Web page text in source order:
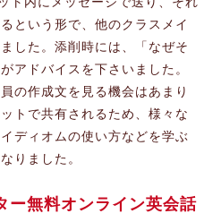
という形で、他のクラスメイ
した。添削時には、「なぜそ
アドバイスを下さいました。
の作成文を見る機会はあまり
トで共有されるため、様々な
ディオムの使い方などを学ぶ
りました。
ー無料オンライン英会話